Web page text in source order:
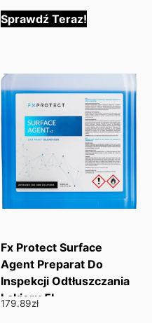
Sprawdź Teraz!
Fx Protect Surface
Agent Preparat Do
Inspekcji Odtłuszczania
Lakieru 5L
179.89zł